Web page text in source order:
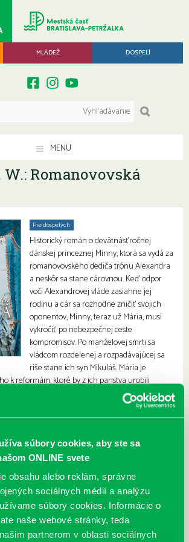
súbory cookies, aby ste sa
ONLINE svete
obsahu alebo reklám, správne
sociálnych médií a analýzu
súbory cookies. Informácie o
naše webové stránky, teda
partnerom v oblasti sociálnych
MLÁDEŽ DOSPELÍ
MENU
W.: Romanovovská
Pre dospelých
Historický román o devätnásťročnej
dánskej princeznej Minny, ktorá sa vydá za
romanovovského dediča trónu Alexandra
a neskôr sa stane cárovnou. Keď odpor
voči Alexandrovej vláde zasiahne jej
rodinu a cár sa rozhodne zničiť svojich
oponentov, Minny, teraz už Mária, musí
vykročiť po nebezpečnej ceste
kompromisov. Po manželovej smrti sa
vládcom rozdelenej a rozpadávajúcej sa
ríše stane ich syn Mikuláš. Mária je
k reformám, ktoré by z ich panstva urobili
sa však preženie ďalšia revolučná vlna a
najnebezpečnejšou a najbolestnejšou výzvou